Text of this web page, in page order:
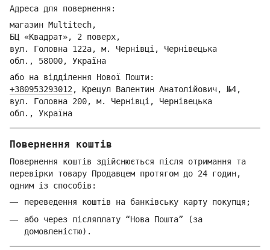
Адреса для повернення:
магазин Multitech,
БЦ «Квадрат», 2 поверх,
вул. Головна 122а, м. Чернівці, Чернівецька
обл., 58000, Україна
або на відділення Нової Пошти:
+380953293012, Крецул Валентин Анатолійович, №4,
вул. Головна 200, м. Чернівці, Чернівецька
обл., Україна
Повернення коштів
Повернення коштів здійснюється після отримання та
перевірки товару Продавцем протягом до 24 годин,
одним із способів:
переведення коштів на банківську карту покупця;
або через післяплату “Нова Пошта” (за
домовленістю).